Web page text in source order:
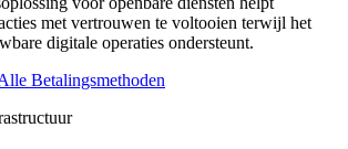
met vertrouwen te voltooien terwijl het
digitale operaties ondersteunt.
Betalingsmethoden